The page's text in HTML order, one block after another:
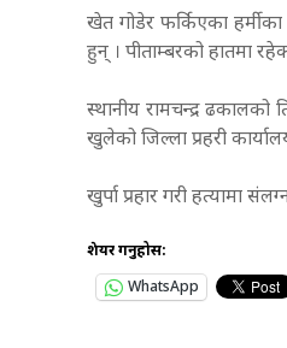
खेत गोडेर फर्किएका हर्मीका
हुन् । पीताम्बरको हातमा
स्थानीय रामचन्द्र ढकालको
खुलेको जिल्ला प्रहरी
खुर्पा प्रहार गरी हत्यामा
शेयर गर्नुहोस:
WhatsApp